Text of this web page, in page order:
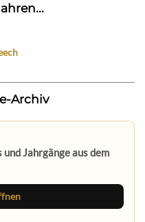
Archiv
Jahrgänge aus dem